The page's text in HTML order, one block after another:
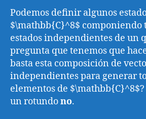
Podemos definir algunos
$\mathbb{C}^8$
estados independientes de un
pregunta que tenemos que
basta esta composición de
independientes para generar
elementos de $\mathbb{C}^8$?
un rotundono.